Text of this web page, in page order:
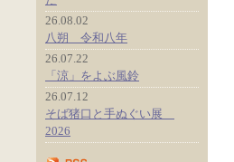
26.08.02
八朔 令和八年
26.07.22
「涼」をよぶ風鈴
26.07.12
そば猪口と手ぬぐい展
2026